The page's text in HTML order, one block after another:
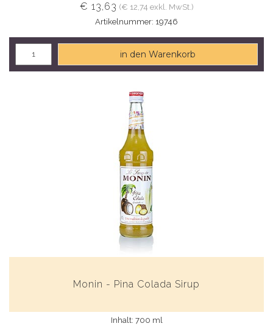
€ 13,63 (€ 12,74 exkl. MwSt.)
Artikelnummer: 19746
in den Warenkorb
Monin - Pina Colada Sirup
Inhalt: 700 ml